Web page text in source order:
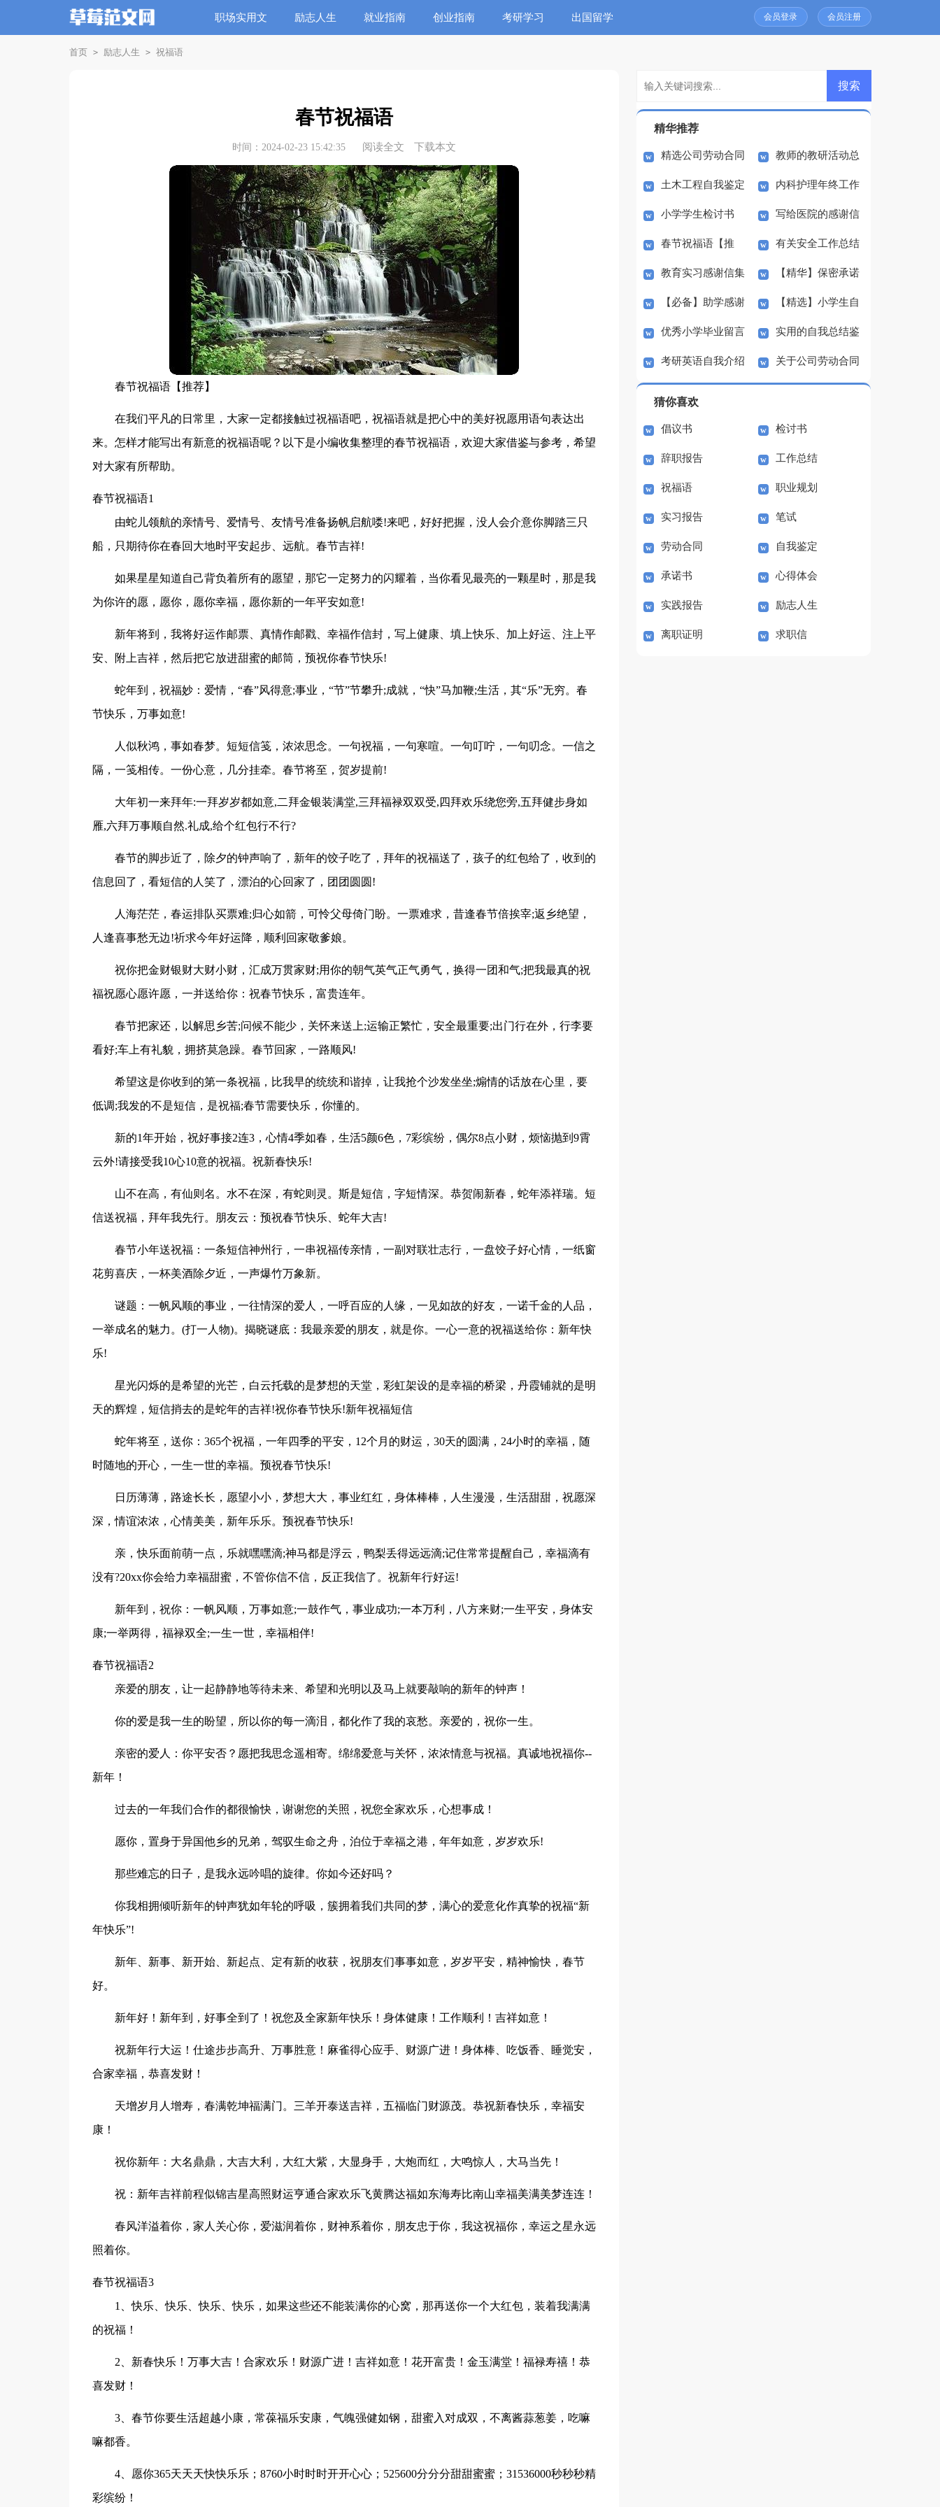
职场实用文 励志人生 就业指南 创业指南 考研学习 出国留学 会员登录 会员注册
首页 > 励志人生 > 祝福语
春节祝福语
时间：2024-02-23 15:42:35 阅读全文 下载本文
春节祝福语【推荐】
在我们平凡的日常里，大家一定都接触过祝福语吧，祝福语就是把心中的美好祝愿用语句表达出
来。怎样才能写出有新意的祝福语呢？以下是小编收集整理的春节祝福语，欢迎大家借鉴与参考，希望
对大家有所帮助。
春节祝福语1
由蛇儿领航的亲情号、爱情号、友情号准备扬帆启航喽!来吧，好好把握，没人会介意你脚踏三只
船，只期待你在春回大地时平安起步、远航。春节吉祥!
如果星星知道自己背负着所有的愿望，那它一定努力的闪耀着，当你看见最亮的一颗星时，那是我
为你许的愿，愿你，愿你幸福，愿你新的一年平安如意!
新年将到，我将好运作邮票、真情作邮戳、幸福作信封，写上健康、填上快乐、加上好运、注上平
安、附上吉祥，然后把它放进甜蜜的邮筒，预祝你春节快乐!
蛇年到，祝福妙：爱情，“春”风得意;事业，“节”节攀升;成就，“快”马加鞭;生活，其“乐”无穷。春
节快乐，万事如意!
人似秋鸿，事如春梦。短短信笺，浓浓思念。一句祝福，一句寒喧。一句叮咛，一句叨念。一信之
隔，一笺相传。一份心意，几分挂牵。春节将至，贺岁提前!
大年初一来拜年:一拜岁岁都如意,二拜金银装满堂,三拜福禄双双受,四拜欢乐绕您旁,五拜健步身如
雁,六拜万事顺自然.礼成,给个红包行不行?
春节的脚步近了，除夕的钟声响了，新年的饺子吃了，拜年的祝福送了，孩子的红包给了，收到的
信息回了，看短信的人笑了，漂泊的心回家了，团团圆圆!
人海茫茫，春运排队买票难;归心如箭，可怜父母倚门盼。一票难求，昔逢春节倍挨宰;返乡绝望，
人逢喜事愁无边!祈求今年好运降，顺利回家敬爹娘。
祝你把金财银财大财小财，汇成万贯家财;用你的朝气英气正气勇气，换得一团和气;把我最真的祝
福祝愿心愿许愿，一并送给你：祝春节快乐，富贵连年。
春节把家还，以解思乡苦;问候不能少，关怀来送上;运输正繁忙，安全最重要;出门行在外，行李要
看好;车上有礼貌，拥挤莫急躁。春节回家，一路顺风!
希望这是你收到的第一条祝福，比我早的统统和谐掉，让我抢个沙发坐坐;煽情的话放在心里，要
低调;我发的不是短信，是祝福;春节需要快乐，你懂的。
新的1年开始，祝好事接2连3，心情4季如春，生活5颜6色，7彩缤纷，偶尔8点小财，烦恼抛到9霄
云外!请接受我10心10意的祝福。祝新春快乐!
山不在高，有仙则名。水不在深，有蛇则灵。斯是短信，字短情深。恭贺闹新春，蛇年添祥瑞。短
信送祝福，拜年我先行。朋友云：预祝春节快乐、蛇年大吉!
春节小年送祝福：一条短信神州行，一串祝福传亲情，一副对联壮志行，一盘饺子好心情，一纸窗
花剪喜庆，一杯美酒除夕近，一声爆竹万象新。
谜题：一帆风顺的事业，一往情深的爱人，一呼百应的人缘，一见如故的好友，一诺千金的人品，
一举成名的魅力。(打一人物)。揭晓谜底：我最亲爱的朋友，就是你。一心一意的祝福送给你：新年快
乐!
星光闪烁的是希望的光芒，白云托载的是梦想的天堂，彩虹架设的是幸福的桥梁，丹霞铺就的是明
天的辉煌，短信捎去的是蛇年的吉祥!祝你春节快乐!新年祝福短信
蛇年将至，送你：365个祝福，一年四季的平安，12个月的财运，30天的圆满，24小时的幸福，随
时随地的开心，一生一世的幸福。预祝春节快乐!
日历薄薄，路途长长，愿望小小，梦想大大，事业红红，身体棒棒，人生漫漫，生活甜甜，祝愿深
深，情谊浓浓，心情美美，新年乐乐。预祝春节快乐!
亲，快乐面前萌一点，乐就嘿嘿滴;神马都是浮云，鸭梨丢得远远滴;记住常常提醒自己，幸福滴有
没有?20xx你会给力幸福甜蜜，不管你信不信，反正我信了。祝新年行好运!
新年到，祝你：一帆风顺，万事如意;一鼓作气，事业成功;一本万利，八方来财;一生平安，身体安
康;一举两得，福禄双全;一生一世，幸福相伴!
春节祝福语2
亲爱的朋友，让一起静静地等待未来、希望和光明以及马上就要敲响的新年的钟声！
你的爱是我一生的盼望，所以你的每一滴泪，都化作了我的哀愁。亲爱的，祝你一生。
亲密的爱人：你平安否？愿把我思念遥相寄。绵绵爱意与关怀，浓浓情意与祝福。真诚地祝福你--
新年！
过去的一年我们合作的都很愉快，谢谢您的关照，祝您全家欢乐，心想事成！
愿你，置身于异国他乡的兄弟，驾驭生命之舟，泊位于幸福之港，年年如意，岁岁欢乐!
那些难忘的日子，是我永远吟唱的旋律。你如今还好吗？
你我相拥倾听新年的钟声犹如年轮的呼吸，簇拥着我们共同的梦，满心的爱意化作真挚的祝福“新
年快乐”!
新年、新事、新开始、新起点、定有新的收获，祝朋友们事事如意，岁岁平安，精神愉快，春节
好。
新年好！新年到，好事全到了！祝您及全家新年快乐！身体健康！工作顺利！吉祥如意！
祝新年行大运！仕途步步高升、万事胜意！麻雀得心应手、财源广进！身体棒、吃饭香、睡觉安，
合家幸福，恭喜发财！
天增岁月人增寿，春满乾坤福满门。三羊开泰送吉祥，五福临门财源茂。恭祝新春快乐，幸福安
康！
祝你新年：大名鼎鼎，大吉大利，大红大紫，大显身手，大炮而红，大鸣惊人，大马当先！
祝：新年吉祥前程似锦吉星高照财运亨通合家欢乐飞黄腾达福如东海寿比南山幸福美满美梦连连！
春风洋溢着你，家人关心你，爱滋润着你，财神系着你，朋友忠于你，我这祝福你，幸运之星永远
照着你。
春节祝福语3
1、快乐、快乐、快乐、快乐，如果这些还不能装满你的心窝，那再送你一个大红包，装着我满满
的祝福！
2、新春快乐！万事大吉！合家欢乐！财源广进！吉祥如意！花开富贵！金玉满堂！福禄寿禧！恭
喜发财！
3、春节你要生活超越小康，常葆福乐安康，气魄强健如钢，甜蜜入对成双，不离酱蒜葱姜，吃嘛
嘛都香。
4、愿你365天天天快快乐乐；8760小时时时开开心心；525600分分分甜甜蜜蜜；31536000秒秒秒精
彩缤纷！
精华推荐
精选公司劳动合同
模板锦集7篇
教师的教研活动总
结四篇
土木工程自我鉴定
合集十篇
内科护理年终工作
总结
小学学生检讨书 写给医院的感谢信
4篇
春节祝福语【推
荐】
有关安全工作总结
模板5篇
教育实习感谢信集
合5篇
【精华】保密承诺
书模板集锦7篇
【必备】助学感谢
信4篇
【精选】小学生自
我介绍作文锦集七篇
优秀小学毕业留言
7篇
实用的自我总结鉴
定范文合集6篇
考研英语自我介绍 关于公司劳动合同
猜你喜欢
倡议书 检讨书
辞职报告 工作总结
祝福语 职业规划
实习报告 笔试
劳动合同 自我鉴定
承诺书 心得体会
实践报告 励志人生
离职证明 求职信